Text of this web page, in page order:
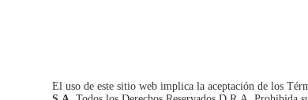
El uso de este sitio web implica la aceptación de los